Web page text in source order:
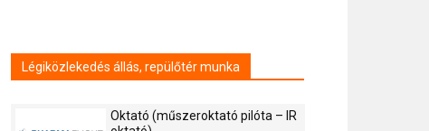
Légiközlekedés állás, repülőtér munka
Oktató (műszeroktató pilóta – IR